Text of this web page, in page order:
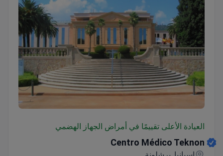
العيادة الأعلى تقييمًا في أمراض الجهاز الهضمي
Centro Médico Teknon